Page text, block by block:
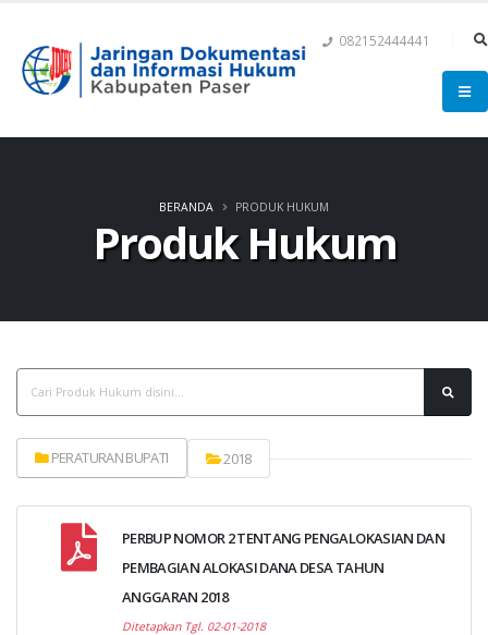
082152444441
Produk Hukum
BERANDA PRODUK HUKUM
PERATURAN BUPATI 2018
PERBUP NOMOR 2 TENTANG PENGALOKASIAN DAN
PEMBAGIAN ALOKASI DANA DESA TAHUN
ANGGARAN 2018
Ditetapkan Tgl. 02-01-2018